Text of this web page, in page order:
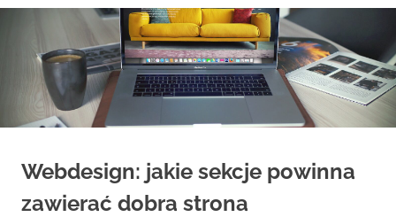
Webdesign: jakie sekcje powinna
zawierać dobra strona